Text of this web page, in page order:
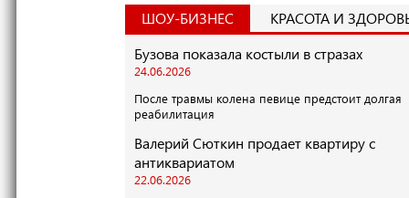
ШОУ-БИЗНЕС
КРАСОТА И
Бузова показала костыли в стразах
24.06.2026
После травмы колена певице предстоит долгая
реабилитация
Валерий Сюткин продает квартиру с
антиквариатом
22.06.2026